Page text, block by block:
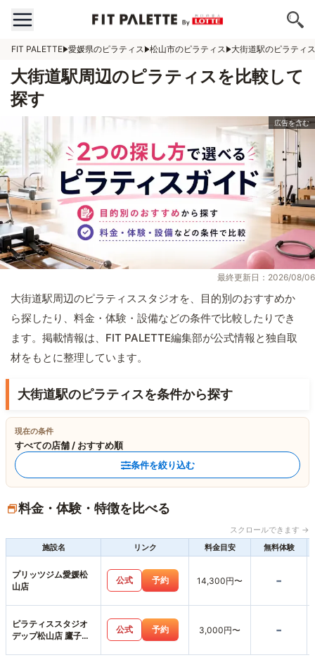
FIT PALETTE 愛媛県のピラティス 松山市のピラティス 大街道駅のピラティス
大街道駅周辺のピラティスを比較して
探す
最終更新日：2026/08/06
大街道駅周辺のピラティススタジオを、目的別のおすすめか
ら探したり、料金・体験・設備などの条件で比較したりでき
ます。掲載情報は、FIT PALETTE編集部が公式情報と独自取
材をもとに整理しています。
大街道駅のピラティスを条件から探す
現在の条件
すべての店舗 / おすすめ順
条件を絞り込む
料金・体験・特徴を比べる
スクロールできます →
施設名
リンク 料金目安 無料体験
プリッツジム愛媛松
山店
公式 予約 14,300円〜 -
ピラティススタジオ
デップ松山店 鷹子ス
公式 予約 3,000円〜 -